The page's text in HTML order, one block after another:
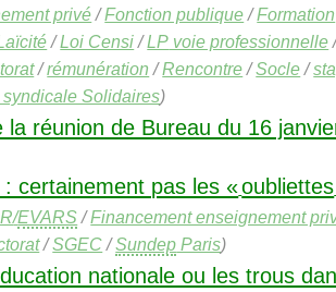
privé/Fonction publique/Formation
/Loi Censi/LP voie professionnelle
/rémunération /Rencontre/Socle/
syndicale Solidaires)
la réunion de Bureau du 16
certainement pas les «oubliettes
/EVARS/Financement enseignement
/SGEC/Sundep Paris)
nationale ou les trous